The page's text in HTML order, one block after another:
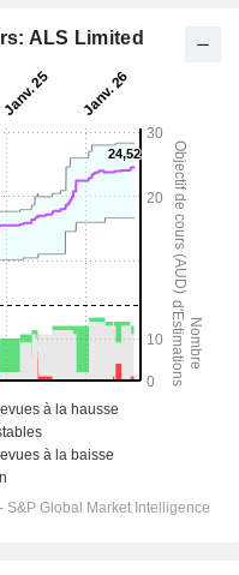
ALS Limited